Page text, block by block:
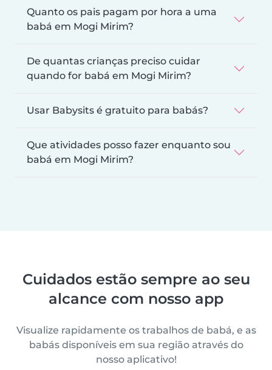
Quanto os pais pagam por hora a uma
babá em Mogi Mirim?
De quantas crianças preciso cuidar
quando for babá em Mogi Mirim?
Usar Babysits é gratuito para babás?
Que atividades posso fazer enquanto sou
babá em Mogi Mirim?
Cuidados estão sempre ao seu
alcance com nosso app
Visualize rapidamente os trabalhos de babá, e as
babás disponíveis em sua região através do
nosso aplicativo!